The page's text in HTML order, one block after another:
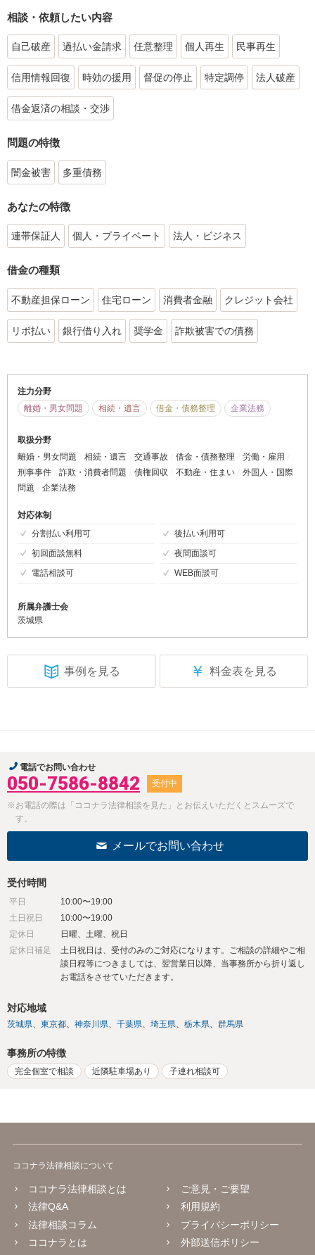
相談・依頼したい内容
自己破産 過払い金請求 任意整理 個人再生 民事再生
信用情報回復 時効の援用 督促の停止 特定調停 法人破産
借金返済の相談・交渉
問題の特徴
闇金被害 多重債務
あなたの特徴
連帯保証人 個人・プライベート 法人・ビジネス
借金の種類
不動産担保ローン 住宅ローン 消費者金融 クレジット会社
リボ払い 銀行借り入れ 奨学金 詐欺被害での債務
注力分野
離婚・男女問題
相続・遺言 借金・債務整理 企業法務
取扱分野
離婚・男女問題
相続・遺言 交通事故 借金・債務整理
労働・雇用
刑事事件
詐欺・消費者問題 債権回収 不動産・住まい
外国人・国際
問題
企業法務
対応体制
分割払い利用可
後払い利用可
初回面談無料
夜間面談可
電話相談可
WEB面談可
所属弁護士会
茨城県
事例を見る ￥ 料金表を見る
電話でお問い合わせ
050-7586-8842 受付中
※お電話の際は「ココナラ法律相談を見た」とお伝えいただくとスムーズで
す。
メールでお問い合わせ
受付時間
平日
10:00〜19:00
土日祝日
10:00〜19:00
定休日
日曜、土曜、祝日
定休日補足
土日祝日は、受付のみのご対応になります。ご相談の詳細やご相
談日程等につきましては、翌営業日以降、当事務所から折り返し
お電話をさせていただきます。
対応地域
茨城県 東京都 神奈川県 千葉県 埼玉県 栃木県 群馬県
事務所の特徴
完全個室で相談 近隣駐車場あり 子連れ相談可
ココナラ法律相談について
ココナラ法律相談とは
法律Q&A
法律相談コラム
ココナラとは
ご意見・ご要望
利用規約
プライバシーポリシー
外部送信ポリシー